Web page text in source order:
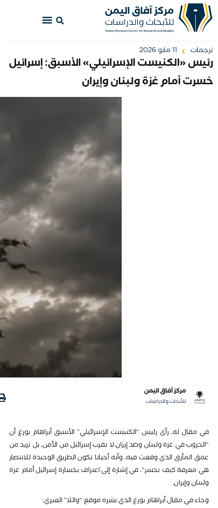
ترجمات 11 مايو 2026
رئيس «الكنيست الإسرائيلي» الأسبق: إسرائيل
خسرت أمام غزة ولبنان وإيران
مركز آفاق اليمن
للأبحاث والدراسات
في مقال له، رأى رئيس “الكنيست الإسرائيلي” الأسبق أبراهام بورغ أن
“الحروب في غزة ولبنان وضد إيران لا تقرب إسرائيل من الأمن، بل تزيد من
عمق المأزق الذي وقعت فيه، وأنه أحيانا تكون الطريق الوحيدة للانتصار
هي معرفة كيف تخسر”، في إشارة إلى اعتراف بخسارة إسرائيل أمام غزة
ولبنان وإيران.
وجاء في مقال أبراهام بورغ الذي نشره موقع “واللا” العبري: